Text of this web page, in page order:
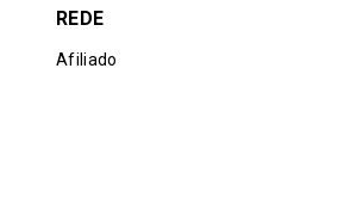
REDE
Afiliado